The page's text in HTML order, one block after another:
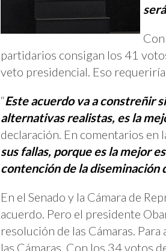
partidarios consigan los 41
veto presidencial. Eso
“Este acuerdo va a constreñir
alternativas realistas, es la
declaración. En comentarios en
sus fallas, porque es la mejor
contención de la diseminación
En el Senado y la Cámara de
acuerdo. Pero el presidente
resolución de las Cámaras.
las Cámaras. Con los 34 votos